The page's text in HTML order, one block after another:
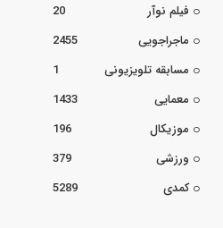
فیلم نوآر
20
ماجراجویی
2455
مسابقه تلویزیونی
1
معمایی
1433
موزیکال
196
ورزشی
379
کمدی
5289